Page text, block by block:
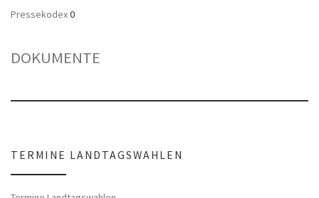
Pressekodex0
DOKUMENTE
TERMINE LANDTAGSWAHLEN